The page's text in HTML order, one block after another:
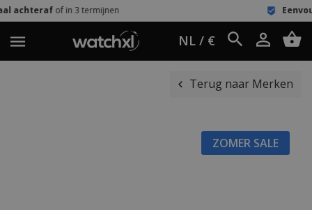
Eenvoudig retour60
NL / €
Terug naar Merken
ZOMER SALE